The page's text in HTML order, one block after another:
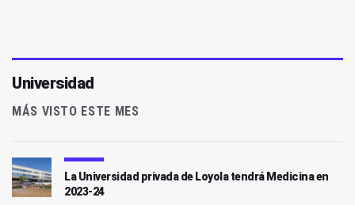
Universidad
MÁS VISTO ESTE MES
La Universidad privada de Loyola tendrá Medicina en
2023-24